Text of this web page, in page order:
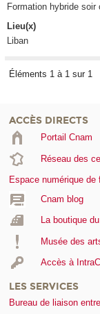
Formation hybride soir
Lieu(x)
Liban
Éléments 1 à 1 sur 1
ACCÈS DIRECTS
Portail Cnam
Réseau des
Espace numérique de
Cnam blog
La boutique
Musée des
Accès à
LES SERVICES
Bureau de liaison